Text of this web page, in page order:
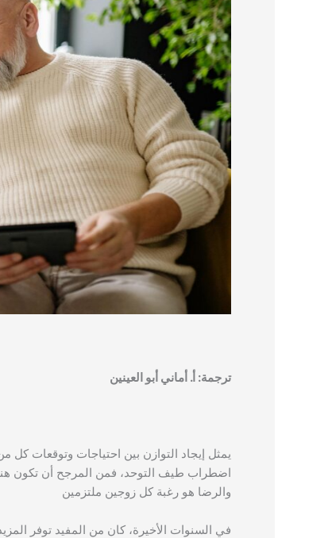
ترجمة: أ. أماني أبو العينين
يمثل إيجاد التوازن بين احتياجات وتوقعات كل
اضطراب طيف التوحد، فمن المرجح أن تكون
والرضا هو رغبة كل زوجين ملتزمين
في السنوات الأخيرة، كان من المفيد توفر